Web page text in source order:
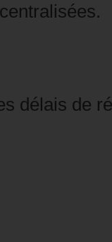
délais de